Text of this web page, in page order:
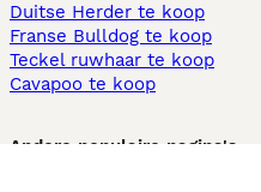
Duitse Herder te koop
Franse Bulldog te koop
Teckel ruwhaar te koop
Cavapoo te koop
Andere populaire pagina's